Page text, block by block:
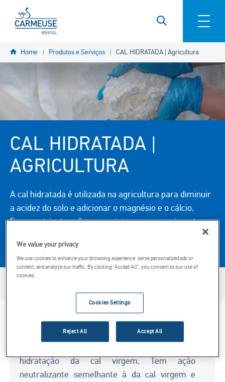
Pular para o conteúdo principal
YOU
ARE
HERE
Home Produtos e Serviços CAL HIDRATADA | Agricultura
CAL HIDRATADA |
AGRICULTURA
A cal hidratada é utilizada na agricultura para diminuir
a acidez do solo e adicionar o magnésio e o cálcio.
Esses nutrientes são essenciais para o crescimento
das culturas.
Considerações principais
hidratação da cal virgem. Tem ação
neutralizante semelhante à da cal virgem e
We value your privacy
We use cookies to enhance your browsing experience, serve personalized ads or
content, and analyze our traffic. By clicking “Accept All”, you consent to our use of
cookies.
Cookies Settings
Reject All Accept All